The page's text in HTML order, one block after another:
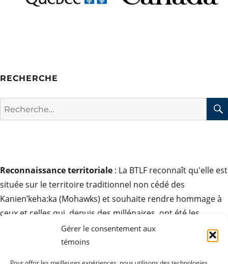
Gérer le consentement aux
témoins
RECHERCHE
Rechercher :
Reconnaissance territoriale : La BTLF reconnaît qu'elle est
située sur le territoire traditionnel non cédé des
Kanien’keha:ka (Mohawks) et souhaite rendre hommage à
ceux et celles qui, depuis des millénaires, ont été les
gardiens de ces terres. Elle exprime son respect pour la
contribution des peuples autochtones à la culture des